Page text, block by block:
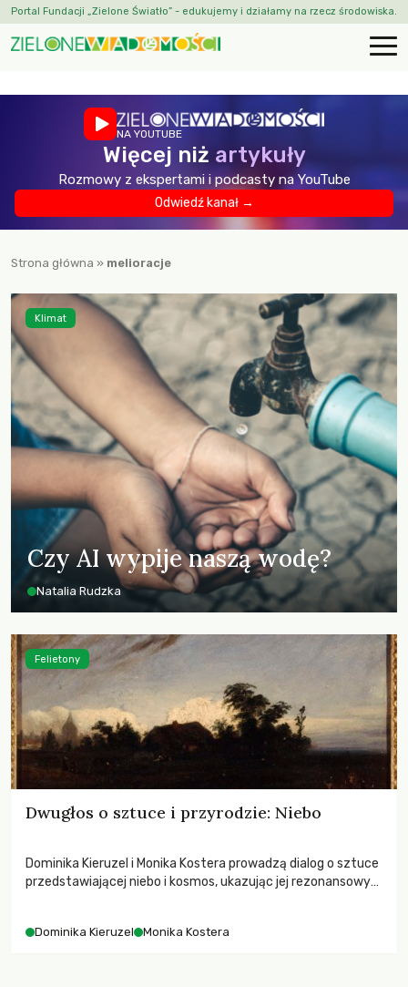
Portal Fundacji „Zielone Światło” - edukujemy i działamy na rzecz środowiska.
NA YOUTUBE
Więcej niż artykuły
Rozmowy z ekspertami i podcasty na YouTube
Odwiedź kanał →
Strona główna » melioracje
Czy AI wypije naszą wodę?
Natalia Rudzka
Klimat
Dwugłos o sztuce i przyrodzie: Niebo
Dominika Kieruzel i Monika Kostera prowadzą dialog o sztuce
przedstawiającej niebo i kosmos, ukazując jej rezonansowy
Dominika Kieruzel Monika Kostera
Felietony